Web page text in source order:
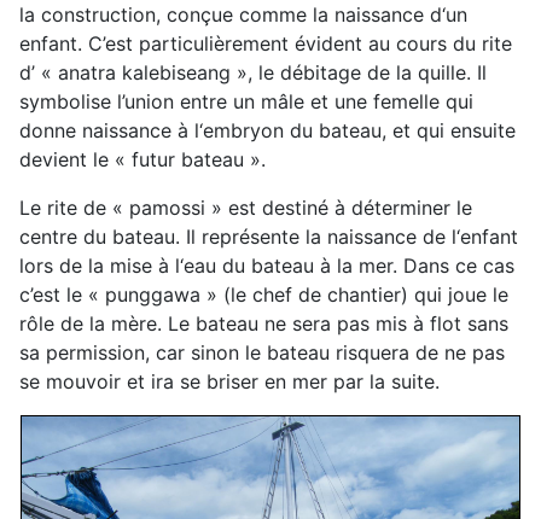
la construction, conçue comme la naissance d‘un
enfant. C’est particulièrement évident au cours du rite
d’ « anatra kalebiseang », le débitage de la quille. Il
symbolise l’union entre un mâle et une femelle qui
donne naissance à l‘embryon du bateau, et qui ensuite
devient le « futur bateau ».
Le rite de « pamossi » est destiné à déterminer le
centre du bateau. Il représente la naissance de l‘enfant
lors de la mise à l‘eau du bateau à la mer. Dans ce cas
c’est le « punggawa » (le chef de chantier) qui joue le
rôle de la mère. Le bateau ne sera pas mis à flot sans
sa permission, car sinon le bateau risquera de ne pas
se mouvoir et ira se briser en mer par la suite.